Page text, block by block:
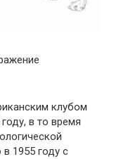
клубом
в то время
1955 году с